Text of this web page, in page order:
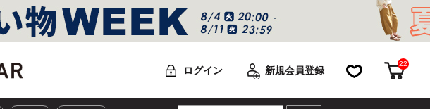
ログイン 新規会員登録 お気に入りカート
22